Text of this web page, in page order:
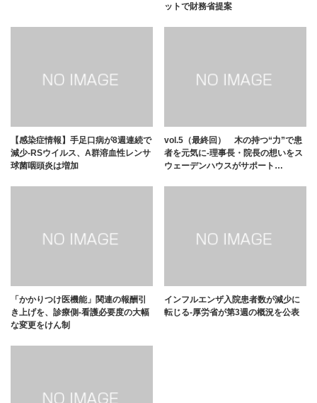
ットで財務省提案
【感染症情報】手足口病が8週連続で
減少-RSウイルス、A群溶血性レンサ
球菌咽頭炎は増加
vol.5（最終回） 木の持つ“力”で患
者を元気に-理事長・院長の想いをス
ウェーデンハウスがサポート…
「かかりつけ医機能」関連の報酬引
き上げを、診療側-看護必要度の大幅
な変更をけん制
インフルエンザ入院患者数が減少に
転じる-厚労省が第3週の概況を公表